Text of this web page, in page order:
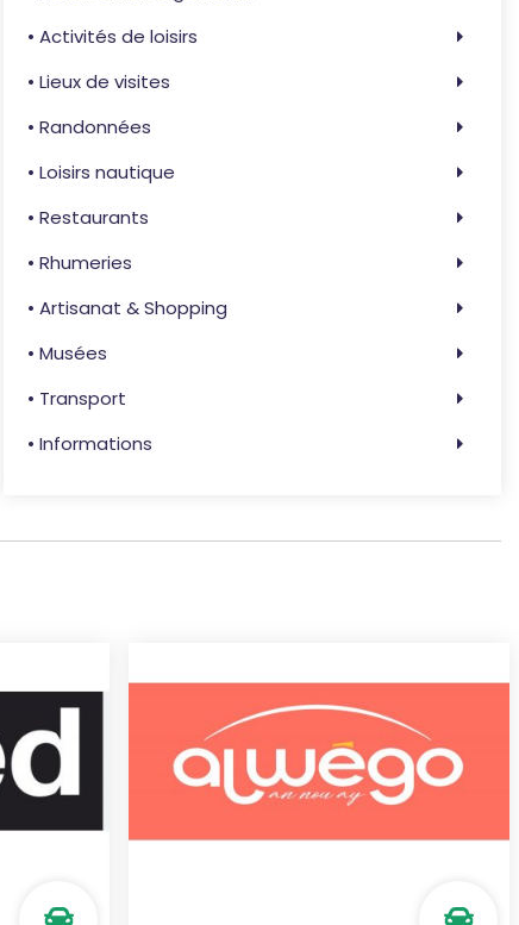
• Activités de loisirs
• Lieux de visites
• Randonnées
• Loisirs nautique
• Restaurants
• Rhumeries
• Artisanat & Shopping
• Musées
• Transport
• Informations